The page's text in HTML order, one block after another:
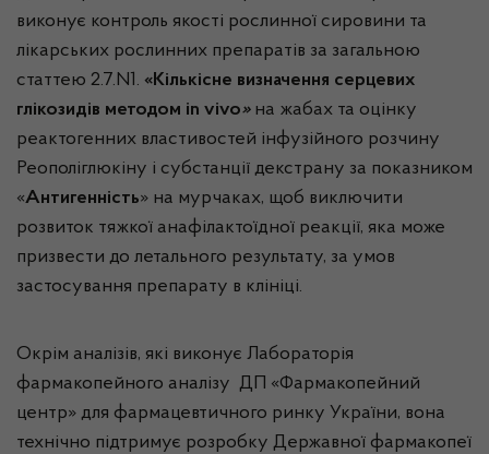
виконує контроль якості рослинної сировини та
лікарських рослинних препаратів за загальною
статтею 2.7.N1. «Кількісне визначення серцевих
глікозидів методом in vivo»на жабах та оцінку
реактогенних властивостей інфузійного розчину
Реополіглюкіну і субстанції декстрану за показником
«Антигенність» на мурчаках, щоб виключити
розвиток тяжкої анафілактоїдної реакції, яка може
призвести до летального результату, за умов
застосування препарату в клініці.
Окрім аналізів, які виконує Лабораторія
фармакопейного аналізу ДП «Фармакопейний
центр» для фармацевтичного ринку України, вона
технічно підтримує розробку Державної фармакопеї